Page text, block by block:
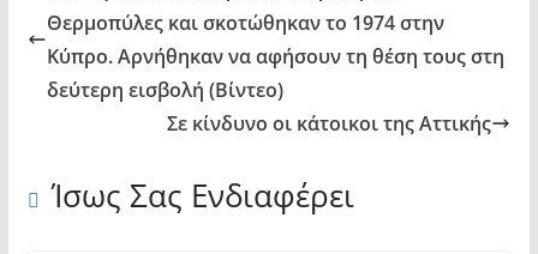
ΛΕΙΤΟΥΡΓΗΣΕ
–
20/7"
from
Θερμοπύλες και σκοτώθηκαν το 1974 στην
Κύπρο. Αρνήθηκαν να αφήσουν τη θέση τους στη
δεύτερη εισβολή (Βίντεο)
Σε κίνδυνο οι κάτοικοι της Αττικής
Ίσως Σας Ενδιαφέρει